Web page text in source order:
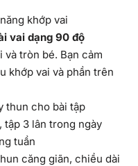
khớp vai
vai dạng 90 độ
và tròn bé. Bạn cảm
khớp vai và phần trên
thun cho bài tập
tập 3 lân trong ngày
tuần
căng giãn, chiều dài